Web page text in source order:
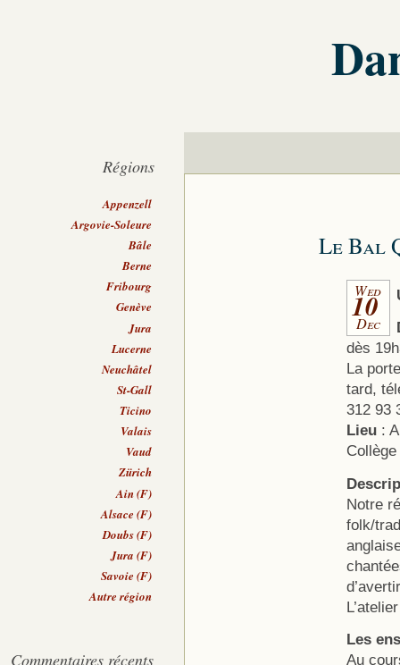
Le Bal
Wed
10
Dec
dès
La
tard,
312 93
Lieu:
Notre
folk/
Les
Au
Régions
Appenzell
Argovie-Soleure
Bâle
Berne
Fribourg
Genève
Jura
Lucerne
Neuchâtel
St-Gall
Ticino
Valais
Vaud
Zürich
Ain (F)
Alsace (F)
Doubs (F)
Jura (F)
Savoie (F)
Autre région
Commentaires récents